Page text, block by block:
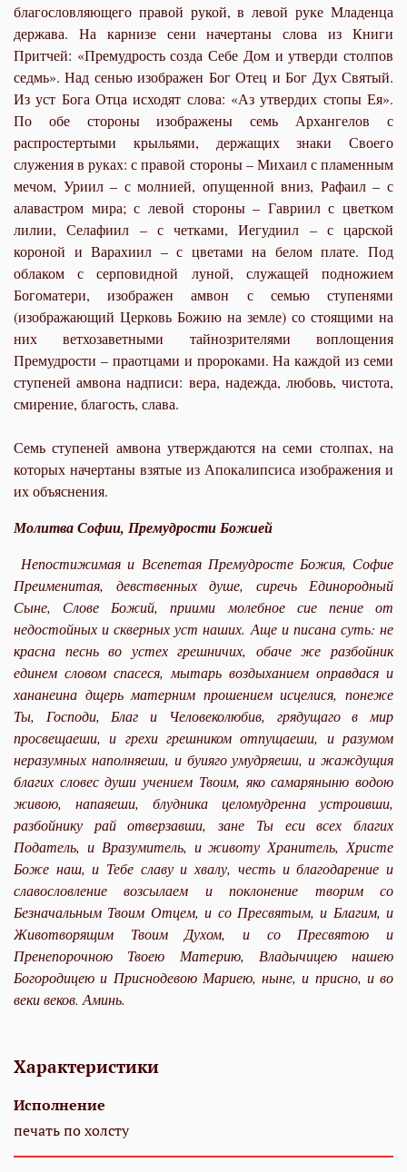
благословляющего правой рукой, в левой руке Младенца
держава. На карнизе сени начертаны слова из Книги
Притчей: «Премудрость созда Себе Дом и утверди столпов
седмь». Над сенью изображен Бог Отец и Бог Дух Святый.
Из уст Бога Отца исходят слова: «Аз утвердих стопы Ея».
По обе стороны изображены семь Архангелов с
распростертыми крыльями, держащих знаки Своего
служения в руках: с правой стороны – Михаил с пламенным
мечом, Уриил – с молнией, опущенной вниз, Рафаил – с
алавастром мира; с левой стороны – Гавриил с цветком
лилии, Селафиил – с четками, Иегудиил – с царской
короной и Варахиил – с цветами на белом плате. Под
облаком с серповидной луной, служащей подножием
Богоматери, изображен амвон с семью ступенями
(изображающий Церковь Божию на земле) со стоящими на
них ветхозаветными тайнозрителями воплощения
Премудрости – праотцами и пророками. На каждой из семи
ступеней амвона надписи: вера, надежда, любовь, чистота,
смирение, благость, слава.
Семь ступеней амвона утверждаются на семи столпах, на
которых начертаны взятые из Апокалипсиса изображения и
их объяснения.
Молитва Софии, Премудрости Божией
Непостижимая и Всепетая Премудросте Божия, Софие
Преименитая, девственных душе, сиречь Единородный
Сыне, Слове Божий, приими молебное сие пение от
недостойных и скверных уст наших. Аще и писана суть: не
красна песнь во устех грешничих, обаче же разбойник
единем словом спасеся, мытарь воздыханием оправдася и
хананеина дщерь матерним прошением исцелися, понеже
Ты, Господи, Благ и Человеколюбив, грядущаго в мир
просвещаеши, и грехи грешником отпущаеши, и разумом
неразумных наполняеши, и буияго умудряеши, и жаждущия
благих словес души учением Твоим, яко самаряныню водою
живою, напаяеши, блудника целомудренна устроивши,
разбойнику рай отверзавши, зане Ты еси всех благих
Податель, и Вразумитель, и животу Хранитель, Христе
Боже наш, и Тебе славу и хвалу, честь и благодарение и
славословление возсылаем и поклонение творим со
Безначальным Твоим Отцем, и со Пресвятым, и Благим, и
Животворящим Твоим Духом, и со Пресвятою и
Пренепорочною Твоею Материю, Владычицею нашею
Богородицею и Приснодевою Мариею, ныне, и присно, и во
веки веков. Аминь.
Характеристики
Исполнение
печать по холсту